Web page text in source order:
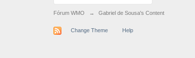
Fórum WMO → Gabriel de Sousa's Content
Change Theme Help